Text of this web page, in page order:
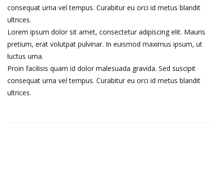
consequat urna vel tempus. Curabitur eu orci id metus blandit
ultrices.
Lorem ipsum dolor sit amet, consectetur adipiscing elit. Mauris
pretium, erat volutpat pulvinar. In euismod maximus ipsum, ut
luctus urna.
Proin facilisis quam id dolor malesuada gravida. Sed suscipit
consequat urna vel tempus. Curabitur eu orci id metus blandit
ultrices.